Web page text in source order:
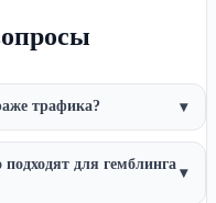
трафика? ▾
для гемблинга
▾